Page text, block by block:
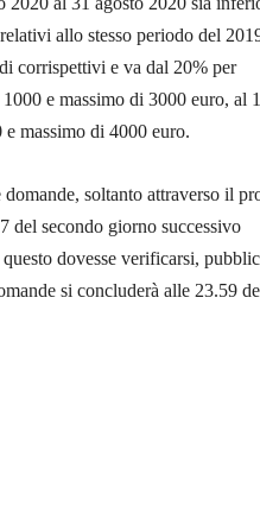
allo stesso periodo del
corrispettivi e va dal 20% per
e massimo di 3000 euro, al
massimo di 4000 euro.
soltanto attraverso il
del secondo giorno successivo
dovesse verificarsi,
si concluderà alle 23.59